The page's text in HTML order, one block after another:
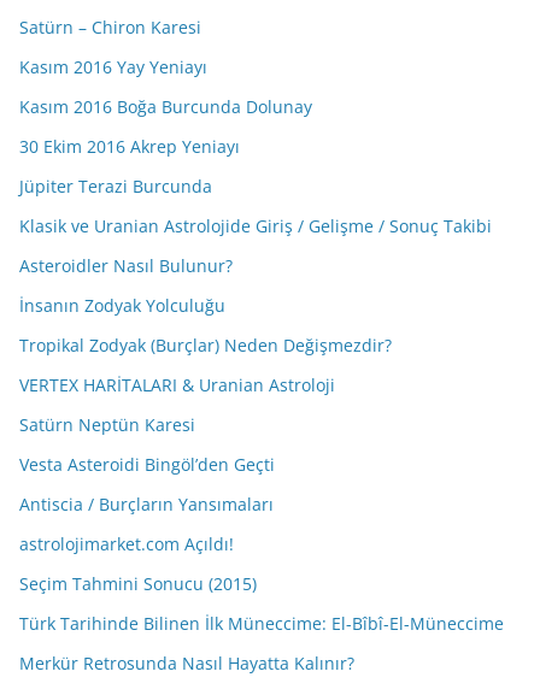
Satürn – Chiron Karesi
Kasım 2016 Yay Yeniayı
Kasım 2016 Boğa Burcunda Dolunay
30 Ekim 2016 Akrep Yeniayı
Jüpiter Terazi Burcunda
Klasik ve Uranian Astrolojide Giriş / Gelişme / Sonuç Takibi
Asteroidler Nasıl Bulunur?
İnsanın Zodyak Yolculuğu
Tropikal Zodyak (Burçlar) Neden Değişmezdir?
VERTEX HARİTALARI & Uranian Astroloji
Satürn Neptün Karesi
Vesta Asteroidi Bingöl’den Geçti
Antiscia / Burçların Yansımaları
astrolojimarket.com Açıldı!
Seçim Tahmini Sonucu (2015)
Türk Tarihinde Bilinen İlk Müneccime: El-Bîbî-El-Müneccime
Merkür Retrosunda Nasıl Hayatta Kalınır?